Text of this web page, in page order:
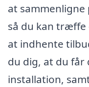
at sammenligne
så du kan træffe
at indhente
du dig, at du får
installation,